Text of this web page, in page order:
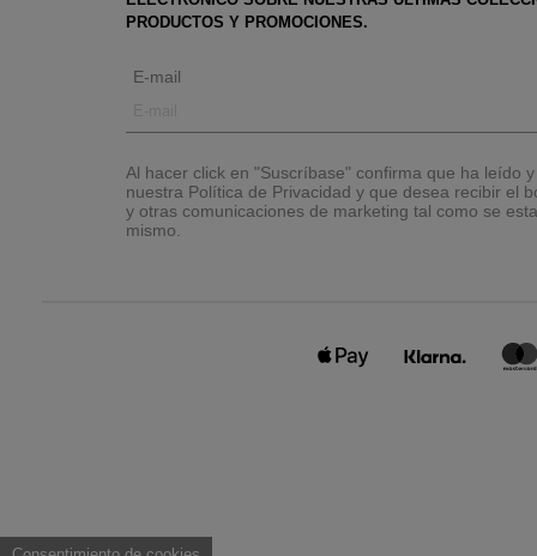
PRODUCTOS Y PROMOCIONES.
E-mail
Al hacer click en "Suscríbase" confirma que ha leído
nuestra Política de Privacidad y que desea recibir el
y otras comunicaciones de marketing tal como se
mismo.